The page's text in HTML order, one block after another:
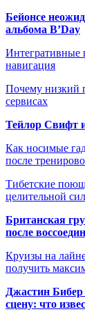
Бейонсе
альбома B’Day
Интегративные
навигация
Почему низкий
сервисах
Тейлор Свифт
Как носимые
после
Тибетские
целительной
Британская
после
Круизы на
получить
Джастин
сцену: что